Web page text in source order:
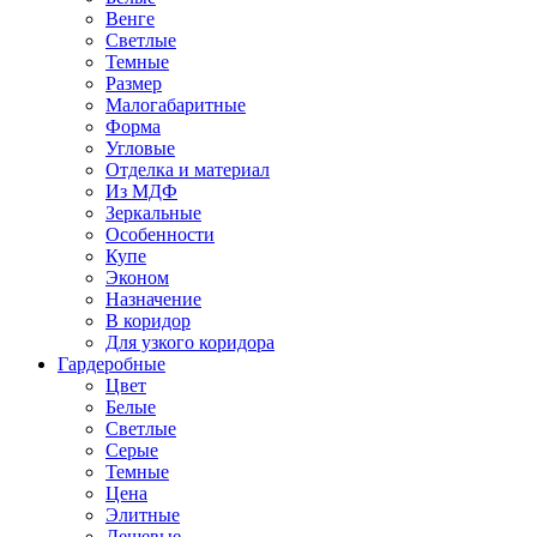
Венге
Светлые
Темные
Размер
Малогабаритные
Форма
Угловые
Отделка и материал
Из МДФ
Зеркальные
Особенности
Купе
Эконом
Назначение
В коридор
Для узкого коридора
Гардеробные
Цвет
Белые
Светлые
Серые
Темные
Цена
Элитные